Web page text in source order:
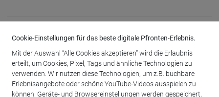
Anlagen
Cookie-Einstellungen für das beste digitale Pfronten-Erlebnis.
Mit der Auswahl “Alle Cookies akzeptieren“ wird die Erlaubnis
erteilt, um Cookies, Pixel, Tags und ähnliche Technologien zu
verwenden. Wir nutzen diese Technologien, um z.B. buchbare
Erlebnisangebote oder schöne YouTube-Videos ausspielen zu
können. Geräte- und Browsereinstellungen werden gespeichert,